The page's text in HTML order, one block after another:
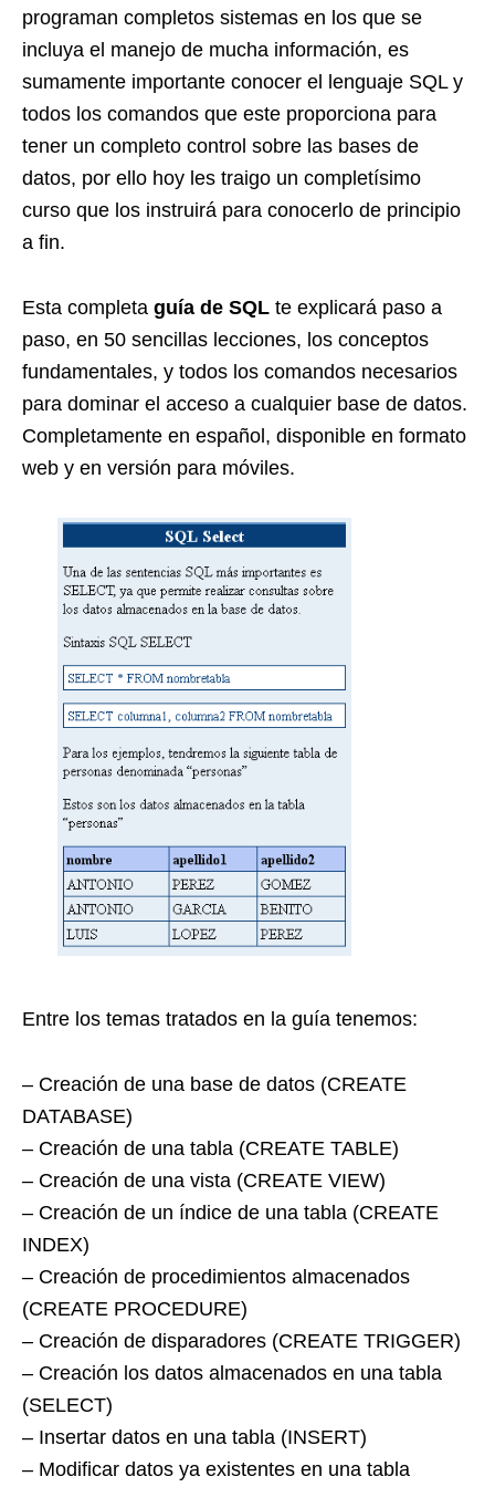
programan completos sistemas en los que se
incluya el manejo de mucha información, es
sumamente importante conocer el lenguaje SQL y
todos los comandos que este proporciona para
tener un completo control sobre las bases de
datos, por ello hoy les traigo un completísimo
curso que los instruirá para conocerlo de principio
a fin.
Esta completa guía de SQL te explicará paso a
paso, en 50 sencillas lecciones, los conceptos
fundamentales, y todos los comandos necesarios
para dominar el acceso a cualquier base de datos.
Completamente en español, disponible en formato
web y en versión para móviles.
Entre los temas tratados en la guía tenemos:
– Creación de una base de datos (CREATE
DATABASE)
– Creación de una tabla (CREATE TABLE)
– Creación de una vista (CREATE VIEW)
– Creación de un índice de una tabla (CREATE
INDEX)
– Creación de procedimientos almacenados
(CREATE PROCEDURE)
– Creación de disparadores (CREATE TRIGGER)
– Creación los datos almacenados en una tabla
(SELECT)
– Insertar datos en una tabla (INSERT)
– Modificar datos ya existentes en una tabla